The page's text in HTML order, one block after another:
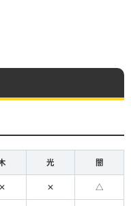
光 闇
✕ ✕ △